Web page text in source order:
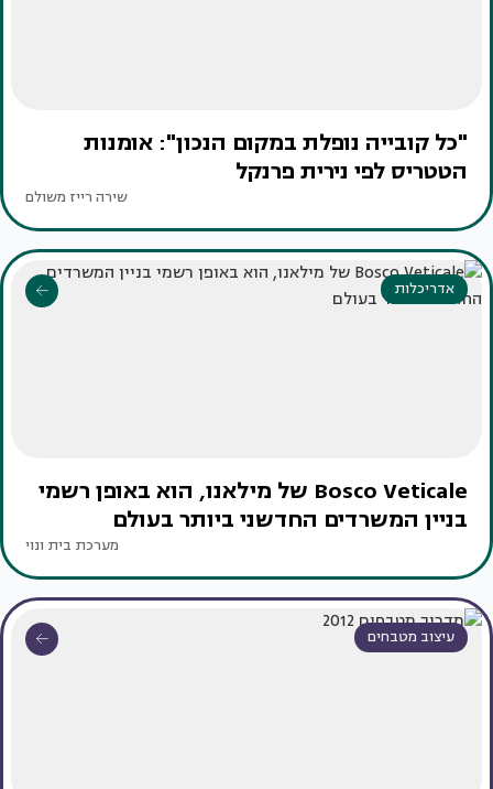
"כל קובייה נופלת במקום הנכון": אומנות
הטטריס לפי נירית פרנקל
שירה רייז משולם
אדריכלות
Bosco Veticale של מילאנו, הוא באופן רשמי
בניין המשרדים החדשני ביותר בעולם
מערכת בית ונוי
עיצוב מטבחים